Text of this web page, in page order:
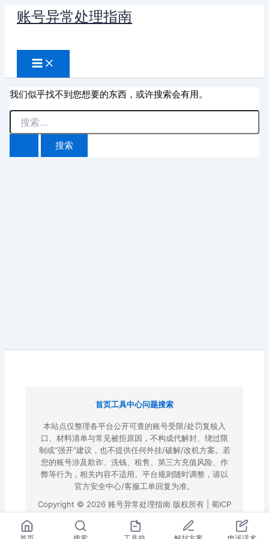
账号异常处理指南
索
我们似乎找不到您想要的东西，或许搜索会有用。
搜
索：
首页工具中心问题搜索
本站点仅整理各平台公开可查的账号受限/处罚复核入
口、材料清单与常见被拒原因，不构成代解封、绕过限
制或“强开”建议，也不提供任何外挂/破解/改机方案。若
您的账号涉及欺诈、洗钱、租售、第三方充值风险、作
弊等行为，相关内容不适用。平台规则随时调整，请以
官方安全中心/客服工单回复为准。
Copyright © 2026 账号异常处理指南 版权所有 | 蜀ICP